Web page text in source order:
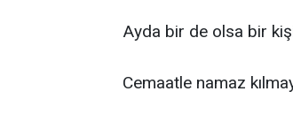
Ayda bir de olsa bir
Cemaatle namaz